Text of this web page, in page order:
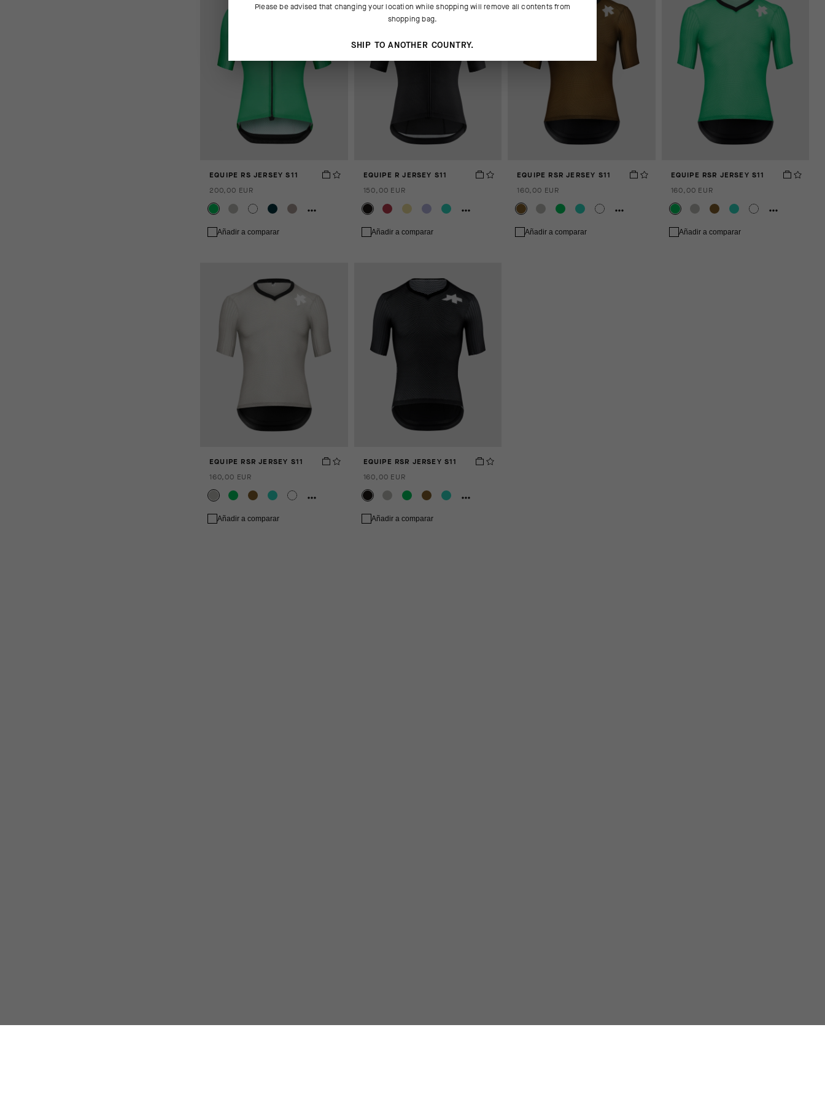
EQUIPE RS JERSEY S11
200,00 EUR
Añadir a comparar
EQUIPE R JERSEY S11
150,00 EUR
Añadir a comparar
EQUIPE RSR JERSEY S11
160,00 EUR
Añadir a comparar
EQUIPE RSR JERSEY S11
160,00 EUR
Añadir a comparar
EQUIPE RSR JERSEY S11
160,00 EUR
Añadir a comparar
EQUIPE RSR JERSEY S11
160,00 EUR
Añadir a comparar
Please be advised that changing your location while shopping will remove all contents from
shopping bag.
SHIP TO ANOTHER COUNTRY.